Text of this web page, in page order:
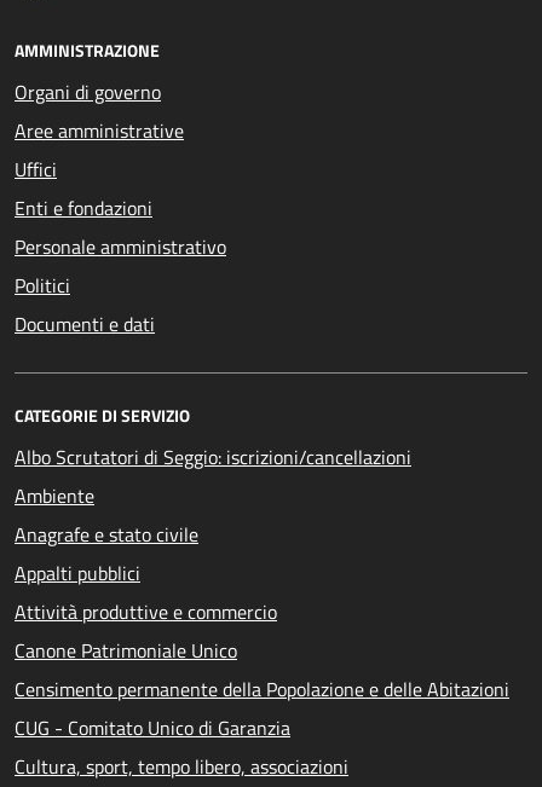
AMMINISTRAZIONE
Organi di governo
Aree amministrative
Uffici
Enti e fondazioni
Personale amministrativo
Politici
Documenti e dati
CATEGORIE DI SERVIZIO
Albo Scrutatori di Seggio: iscrizioni/cancellazioni
Ambiente
Anagrafe e stato civile
Appalti pubblici
Attività produttive e commercio
Canone Patrimoniale Unico
Censimento permanente della Popolazione e delle Abitazioni
CUG - Comitato Unico di Garanzia
Cultura, sport, tempo libero, associazioni